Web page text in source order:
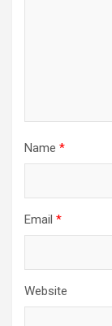
Name *
Email *
Website